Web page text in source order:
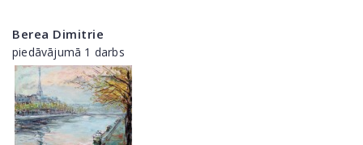
Berea Dimitrie
piedāvājumā 1 darbs